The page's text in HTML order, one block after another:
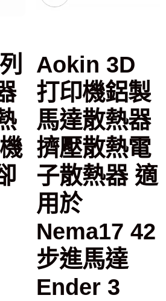
Aokin 3D
打印機鋁製
馬達散熱器
擠壓散熱電
子散熱器 適
用於
Nema17 42
步進馬達
Ender 3